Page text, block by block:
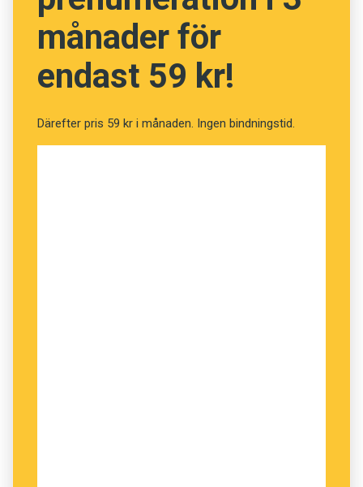
månader för
endast 59 kr!
Därefter pris 59 kr i månaden. Ingen bindningstid.